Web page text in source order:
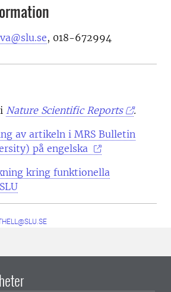
, 018-672994
Nature Scientific Reports
.
av artikeln i MRS Bulletin
på engelska
kring funktionella